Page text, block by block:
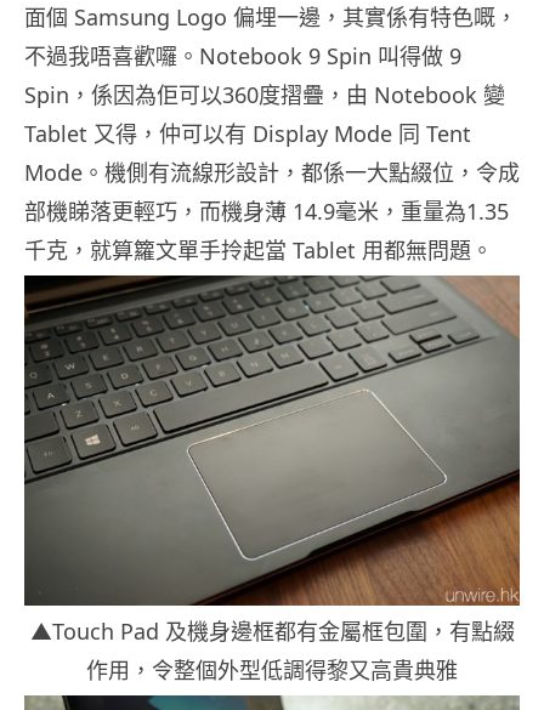
面個 Samsung Logo 偏埋一邊，其實係有特色嘅，
不過我唔喜歡囉。Notebook 9 Spin 叫得做 9
Spin，係因為佢可以360度摺疊，由 Notebook 變
Tablet 又得，仲可以有 Display Mode 同 Tent
Mode。機側有流線形設計，都係一大點綴位，令成
部機睇落更輕巧，而機身薄 14.9毫米，重量為1.35
千克，就算籮文單手拎起當 Tablet 用都無問題。
▲Touch Pad 及機身邊框都有金屬框包圍，有點綴
作用，令整個外型低調得黎又高貴典雅